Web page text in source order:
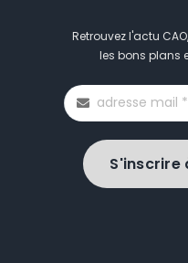
Retrouvez l'actu
les bons plans
S'inscrire